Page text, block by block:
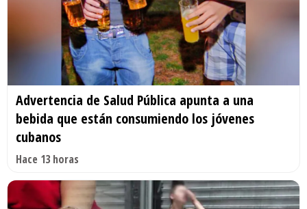
Advertencia de Salud Pública apunta a una
bebida que están consumiendo los jóvenes
cubanos
Hace 13 horas